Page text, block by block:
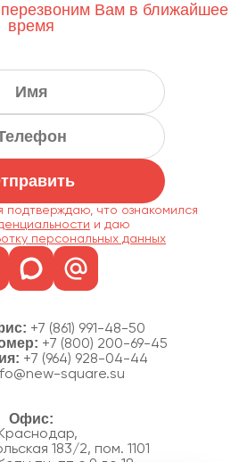
Вам в ближайшее
время
подтверждаю, что ознакомился
персональных данных
+7 (861) 991-48-50
+7 (800) 200-69-45
+7 (964) 928-04-44
square.su
183/2, пом. 1101